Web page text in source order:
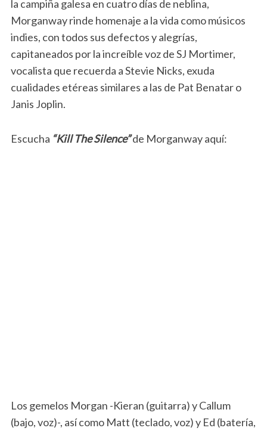
la campiña galesa en cuatro días de neblina,
Morganway rinde homenaje a la vida como músicos
indies, con todos sus defectos y alegrías,
capitaneados por la increíble voz de SJ Mortimer,
vocalista que recuerda a Stevie Nicks, exuda
cualidades etéreas similares a las de Pat Benatar o
Janis Joplin.
Escucha “Kill The Silence”de Morganway aquí:
Los gemelos Morgan -Kieran (guitarra) y Callum
(bajo, voz)-, así como Matt (teclado, voz) y Ed (batería,